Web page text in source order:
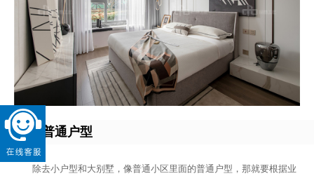
三、普通户型
除去小户型和大别墅，像普通小区里面的普通户型，那就要根据业